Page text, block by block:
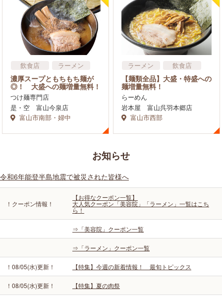
飲食店 ラーメン
濃厚スープともちもち麺が
◎！ 大盛への麺増量無料！
つけ麺専門店
是・空 富山今泉店
富山市南部・婦中
ラーメン 飲食店
【麺類全品】大盛・特盛への
麺増量無料！
らーめん
岩本屋 富山呉羽本郷店
富山市西部
お知らせ
令和6年能登半島地震で被災された皆様へ
！クーポン情報！
【お得なクーポン一覧】
大人気クーポン「美容院」「ラーメン」一覧はこち
ら！
⇒「美容院」クーポン一覧
⇒「ラーメン」クーポン一覧
！08/05(水)更新！ 【特集】今週の新着情報！ 最旬トピックス
！08/05(水)更新！ 【特集】夏の肉祭